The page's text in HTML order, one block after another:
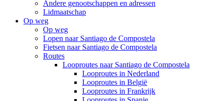
Andere genootschappen en adressen
Lidmaatschap
Op weg
Op weg
Lopen naar Santiago de Compostela
Fietsen naar Santiago de Compostela
Routes
Looproutes naar Santiago de Compostela
Looproutes in Nederland
Looproutes in België
Looproutes in Frankrijk